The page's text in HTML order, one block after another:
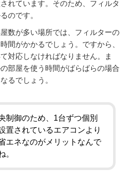
れています。そのため、フィルタ
のです。
数が多い場所では、フィルターの
間がかかるでしょう。ですから、
対応しなければなりません。ま
部屋を使う時間がばらばらの場合
るでしょう。
制御のため、1台ずつ個別
置されているエアコンより
エネなのがメリットなんで
。